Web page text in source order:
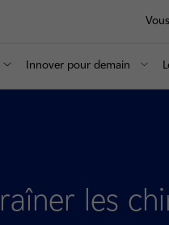
Innover pour demain
les